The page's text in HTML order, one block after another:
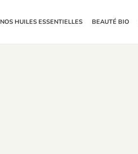
NOS HUILES ESSENTIELLES BEAUTÉ BIO